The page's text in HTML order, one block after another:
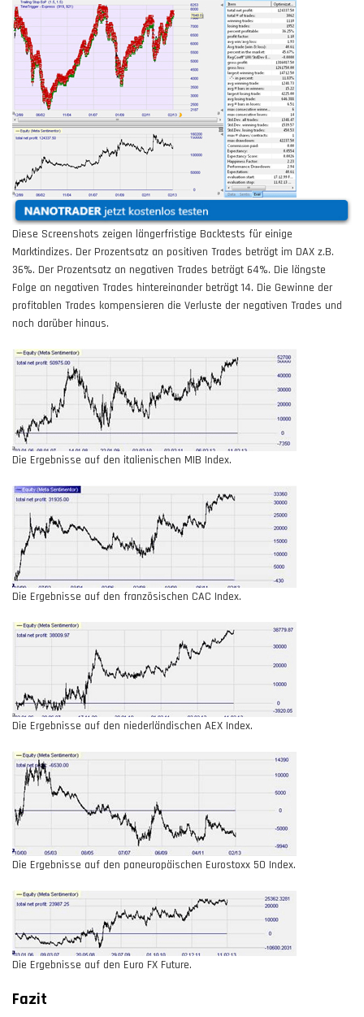
Diese Screenshots zeigen längerfristige Backtests für einige
Marktindizes. Der Prozentsatz an positiven Trades beträgt im DAX z.B.
36%. Der Prozentsatz an negativen Trades beträgt 64%. Die längste
Folge an negativen Trades hintereinander beträgt 14. Die Gewinne der
profitablen Trades kompensieren die Verluste der negativen Trades und
noch darüber hinaus.
Die Ergebnisse auf den italienischen MIB Index.
Die Ergebnisse auf den französischen CAC Index.
Die Ergebnisse auf den niederländischen AEX Index.
Die Ergebnisse auf den paneuropäischen Eurostoxx 50 Index.
Die Ergebnisse auf den Euro FX Future.
Fazit